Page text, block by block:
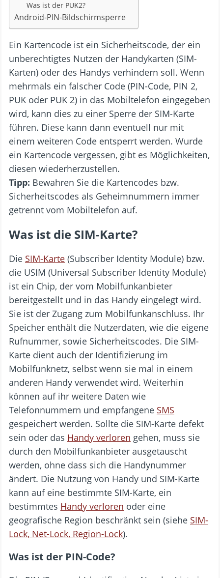
Was ist der PUK2?
Android-PIN-Bildschirmsperre
Ein Kartencode ist ein Sicherheitscode, der ein
unberechtigtes Nutzen der Handykarten (SIM-
Karten) oder des Handys verhindern soll. Wenn
mehrmals ein falscher Code (PIN-Code, PIN 2,
PUK oder PUK 2) in das Mobiltelefon eingegeben
wird, kann dies zu einer Sperre der SIM-Karte
führen. Diese kann dann eventuell nur mit
einem weiteren Code entsperrt werden. Wurde
ein Kartencode vergessen, gibt es Möglichkeiten,
diesen wiederherzustellen.
Tipp: Bewahren Sie die Kartencodes bzw.
Sicherheitscodes als Geheimnummern immer
getrennt vom Mobiltelefon auf.
Was ist die SIM-Karte?
Die SIM-Karte (Subscriber Identity Module) bzw.
die USIM (Universal Subscriber Identity Module)
ist ein Chip, der vom Mobilfunkanbieter
bereitgestellt und in das Handy eingelegt wird.
Sie ist der Zugang zum Mobilfunkanschluss. Ihr
Speicher enthält die Nutzerdaten, wie die eigene
Rufnummer, sowie Sicherheitscodes. Die SIM-
Karte dient auch der Identifizierung im
Mobilfunknetz, selbst wenn sie mal in einem
anderen Handy verwendet wird. Weiterhin
können auf ihr weitere Daten wie
Telefonnummern und empfangene SMS
gespeichert werden. Sollte die SIM-Karte defekt
sein oder das Handy verloren gehen, muss sie
durch den Mobilfunkanbieter ausgetauscht
werden, ohne dass sich die Handynummer
ändert. Die Nutzung von Handy und SIM-Karte
kann auf eine bestimmte SIM-Karte, ein
bestimmtes Handy verloren oder eine
geografische Region beschränkt sein (siehe SIM-
Lock, Net-Lock, Region-Lock).
Was ist der PIN-Code?